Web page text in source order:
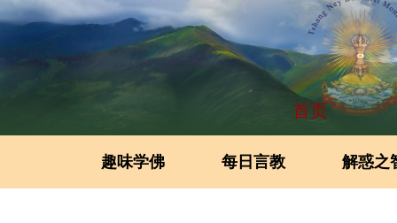
首页
趣味学佛 每日言教 解惑之